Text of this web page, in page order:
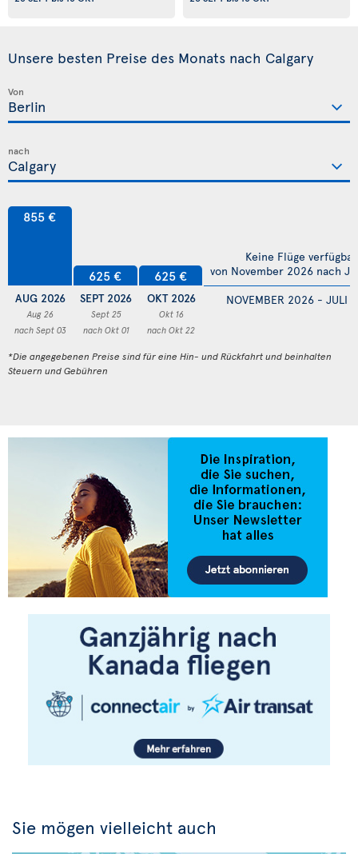
Unsere besten Preise des Monats nach Calgary
Von
nach
855 €
AUG 2026
Aug 26
nach Sept 03
625 €
SEPT 2026
Sept 25
nach Okt 01
625 €
OKT 2026
Okt 16
nach Okt 22
NOVEMBER 2026 - JULI
Keine Flüge verfügbar
von November 2026 nach
*Die angegebenen Preise sind für eine Hin- und Rückfahrt und beinhalten
Steuern und Gebühren
Sie mögen vielleicht auch